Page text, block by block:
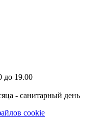
до 19.00
- санитарный день
cookie